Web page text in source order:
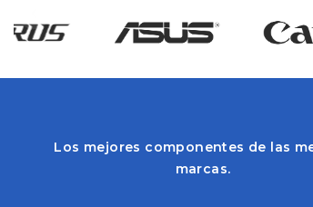
Los mejores componentes de las
marcas.